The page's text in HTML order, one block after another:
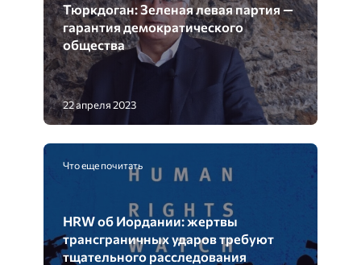
Тюркдоган: Зеленая левая партия —
гарантия демократического
общества
22 апреля 2023
Что еще почитать
HRW об Иордании: жертвы
трансграничных ударов требуют
тщательного расследования